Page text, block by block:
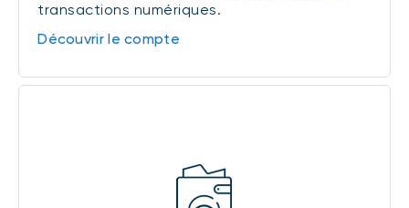
transactions numériques.
Découvrir le compte